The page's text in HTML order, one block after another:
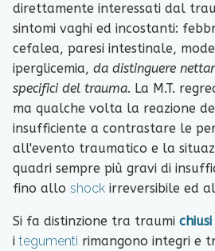
direttamente interessati dal
sintomi vaghi ed incostanti:
cefalea, paresi intestinale,
iperglicemia, da distinguere
specifici del trauma. La M.T.
ma qualche volta la reazione
insufficiente a contrastare le
all'evento traumatico e la
quadri sempre più gravi di
fino allo shock irreversibile ed
Si fa distinzione tra traumi chiusi
i tegumenti rimangono integri e